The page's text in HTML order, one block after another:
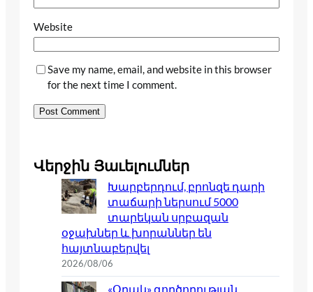
Website
Save my name, email, and website in this browser
for the next time I comment.
Վերջին Յաւելումներ
Խարբերդում, բրոնզե դարի
տաճարի ներսում 5000
տարեկան սրբազան
օջախներ և խորաններ են
հայտնաբերվել
2026/08/06
«Օղակ» գործողության